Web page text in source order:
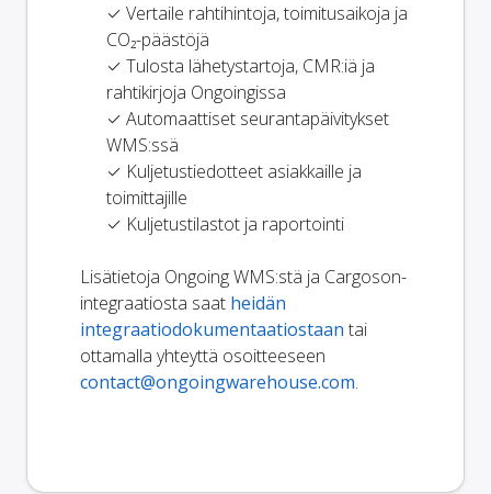
✓ Vertaile rahtihintoja, toimitusaikoja ja
CO₂-päästöjä
✓ Tulosta lähetystartoja, CMR:iä ja
rahtikirjoja Ongoingissa
✓ Automaattiset seurantapäivitykset
WMS:ssä
✓ Kuljetustiedotteet asiakkaille ja
toimittajille
✓ Kuljetustilastot ja raportointi
Lisätietoja Ongoing WMS:stä ja Cargoson-
integraatiosta saat heidän
integraatiodokumentaatiostaan tai
ottamalla yhteyttä osoitteeseen
contact@ongoingwarehouse.com.